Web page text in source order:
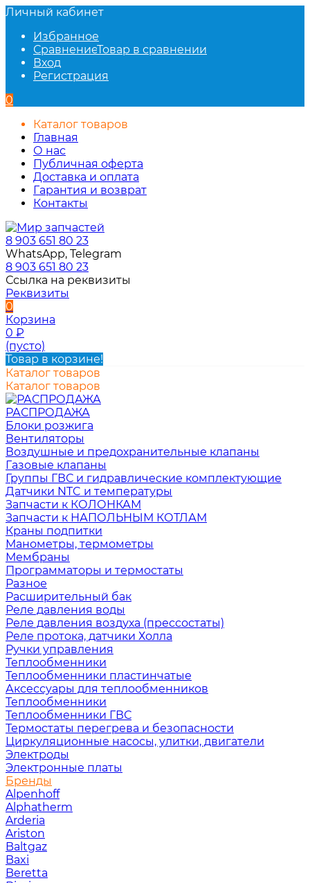
Личный кабинет
Избранное
СравнениеТовар в сравнении
Вход
Регистрация
0
Каталог товаров
Главная
О нас
Публичная оферта
Доставка и оплата
Гарантия и возврат
Контакты
8 903 651 80 23
WhatsApp, Telegram
8 903 651 80 23
Ссылка на реквизиты
Реквизиты
0
Корзина
0 ₽
(пусто)
Товар в корзине!
Каталог товаров
Каталог товаров
РАСПРОДАЖА
Блоки розжига
Вентиляторы
Воздушные и предохранительные клапаны
Газовые клапаны
Группы ГВС и гидравлические комплектующие
Датчики NTC и температуры
Запчасти к КОЛОНКАМ
Запчасти к НАПОЛЬНЫМ КОТЛАМ
Краны подпитки
Манометры, термометры
Мембраны
Программаторы и термостаты
Разное
Расширительный бак
Реле давления воды
Реле давления воздуха (прессостаты)
Реле протока, датчики Холла
Ручки управления
Теплообменники
Теплообменники пластинчатые
Аксессуары для теплообменников
Теплообменники
Теплообменники ГВС
Термостаты перегрева и безопасности
Циркуляционные насосы, улитки, двигатели
Электроды
Электронные платы
Бренды
Alpenhoff
Alphatherm
Arderia
Ariston
Baltgaz
Baxi
Beretta